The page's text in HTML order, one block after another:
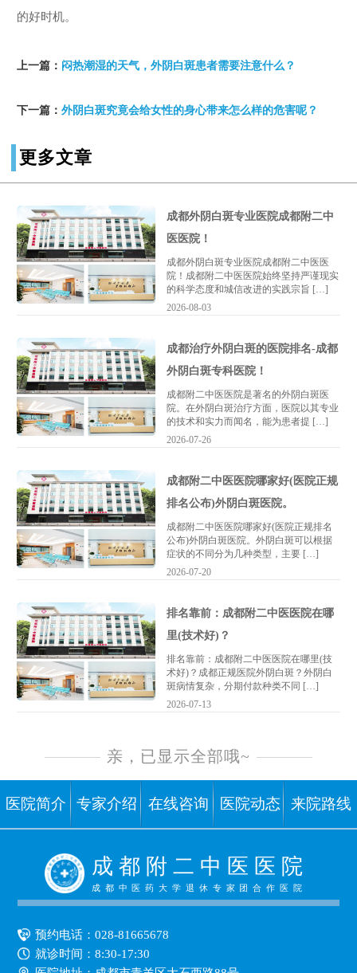
的好时机。
上一篇： 闷热潮湿的天气，外阴白斑患者需要注意什么？
下一篇： 外阴白斑究竟会给女性的身心带来怎么样的危害呢？
更多文章
成都外阴白斑专业医院成都附二中
医医院！
成都外阴白斑专业医院成都附二中医医
院！成都附二中医医院始终坚持严谨现实
的科学态度和城信改进的实践宗旨 […]
2026-08-03
成都治疗外阴白斑的医院排名-成都
外阴白斑专科医院！
成都附二中医医院是著名的外阴白斑医
院。在外阴白斑治疗方面，医院以其专业
的技术和实力而闻名，能为患者提 […]
2026-07-26
成都附二中医医院哪家好(医院正规
排名公布)外阴白斑医院。
成都附二中医医院哪家好(医院正规排名
公布)外阴白斑医院。外阴白斑可以根据
症状的不同分为几种类型，主要 […]
2026-07-20
排名靠前：成都附二中医医院在哪
里(技术好)？
排名靠前：成都附二中医医院在哪里(技
术好)？成都正规医院外阴白斑？外阴白
斑病情复杂，分期付款种类不同 […]
2026-07-13
亲，已显示全部哦~
医院简介 专家介绍 在线咨询 医院动态 来院路线
成 都 附 二 中 医 医 院
成都中医药大学退休专家团合作医院
预约电话：028-81665678
就诊时间：8:30-17:30